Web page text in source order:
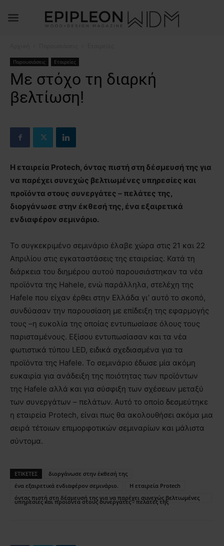
Παρουσιάσεις Εταιρείες
Με στόχο τη διαρκή
βελτίωση!
Η εταιρεία Protech, όντας πιστή στη δέσμευσή της για
να παρέχει συνεχώς βελτιωμένες υπηρεσίες και
προϊόντα στους συνεργάτες – πελάτες της,
διοργάνωσε στην έκθεσή της, ένα εξαιρετικά
ενδιαφέρον σεμινάριο.
Το συγκεκριμένο σεμινάριο έλαβε χώρα στις 21 και 22
Απριλίου στις εγκαταστάσεις της εταιρείας. Κατά τη
διάρκεια του διημέρου αυτού παρουσιάστηκαν τα νέα
προϊόντα της Ηahele, ενώ παράλληλα, στελέχη της
Hafele που είχαν έρθει στην Ελλάδα γι’ αυτό το σκοπό,
συνδύασαν την παρουσίαση με επίδειξη της εφαρμογής
τους –η ευκολία της οποίας εντυπωσίασε όλους τους
παρισταμένους. Εξίσου εντυπωσίασαν και τα νέα
φωτιστικά τύπου LED, ειδικά σχεδιασμένα για τα
προϊόντα της Hafele. Το σεμινάριο έδωσε μία ακόμη
ευκαιρία για ανάδειξη της ποιότητας των προϊόντων
της Hafele αλλά και για σύσφιξη των σχέσεων μεταξύ
των συνεργάτων – πελάτων. Αυτό το οποίο δεσμεύτηκε
η εταιρεία Protech, είναι πως θα ακολουθήσει ακόμα μια
σειρά τέτοιων επιμορφοτικών σεμιναρίων και μάλιστα
σύντομα.
ΕΤΙΚΕΤΕΣ
διοργάνωσε στην έκθεσή της
ένα εξαιρετικά ενδιαφέρον σεμινάριο.
Η εταιρεία Protech
όντας πιστή στη δέσμευσή της για να παρέχει συνεχώς βελτιωμένες
υπηρεσίες και προϊόντα στους συνεργάτες - πελάτες της